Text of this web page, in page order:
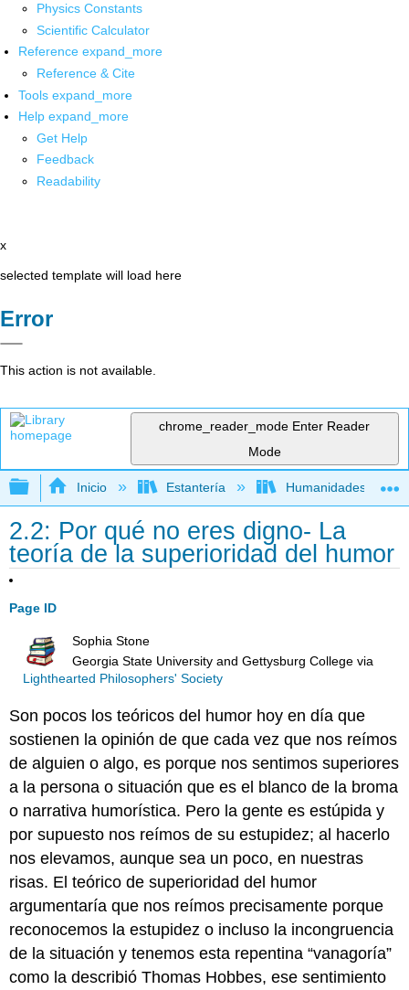
Physics Constants
Scientific Calculator
Reference expand_more
Reference & Cite
Tools expand_more
Help expand_more
Get Help
Feedback
Readability
x
selected template will load here
Error
This action is not available.
chrome_reader_mode Enter Reader
Mode
Expandir/contraer jerarquía global
Inicio Estantería Humanidades
2.2: Por qué no eres digno- La
teoría de la superioridad del humor
Page ID
Sophia Stone
Georgia State University and Gettysburg College via
Lighthearted Philosophers' Society
Son pocos los teóricos del humor hoy en día que
sostienen la opinión de que cada vez que nos reímos
de alguien o algo, es porque nos sentimos superiores
a la persona o situación que es el blanco de la broma
o narrativa humorística. Pero la gente es estúpida y
por supuesto nos reímos de su estupidez; al hacerlo
nos elevamos, aunque sea un poco, en nuestras
risas. El teórico de superioridad del humor
argumentaría que nos reímos precisamente porque
reconocemos la estupidez o incluso la incongruencia
de la situación y tenemos esta repentina “vanagoría”
como la describió Thomas Hobbes, ese sentimiento